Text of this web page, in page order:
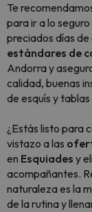
Te
para ir a lo
preciados días de
estándares de
Andorra y
calidad, buenas
de esquís y tablas
¿Estás listo para
vistazo a las
en Esquiades y
acompañantes.
naturaleza es la
de la rutina y